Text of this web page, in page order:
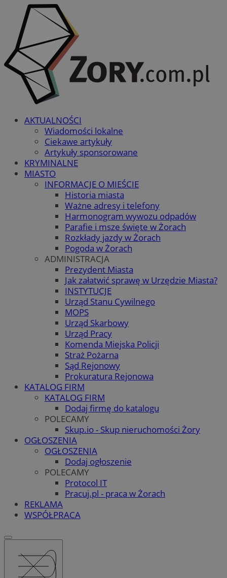
AKTUALNOŚCI
Wiadomości lokalne
Ciekawe artykuły
Artykuły sponsorowane
KRYMINALNE
MIASTO
INFORMACJE O MIEŚCIE
Historia miasta
Ważne adresy i telefony
Harmonogram wywozu odpadów
Parafie i msze święte w Żorach
Rozkłady jazdy w Żorach
Pogoda w Żorach
ADMINISTRACJA
Prezydent Miasta
Jak załatwić sprawę w Urzędzie Miasta?
INSTYTUCJE
Urząd Stanu Cywilnego
MOPS
Urząd Skarbowy
Urząd Pracy
Komenda Miejska Policji
Straż Pożarna
Sąd Rejonowy
Prokuratura Rejonowa
KATALOG FIRM
KATALOG FIRM
Dodaj firmę do katalogu
POLECAMY
Skup.io - Skup nieruchomości Żory
OGŁOSZENIA
OGŁOSZENIA
Dodaj ogłoszenie
POLECAMY
Protocol IT
Pracuj.pl - praca w Żorach
REKLAMA
WSPÓŁPRACA